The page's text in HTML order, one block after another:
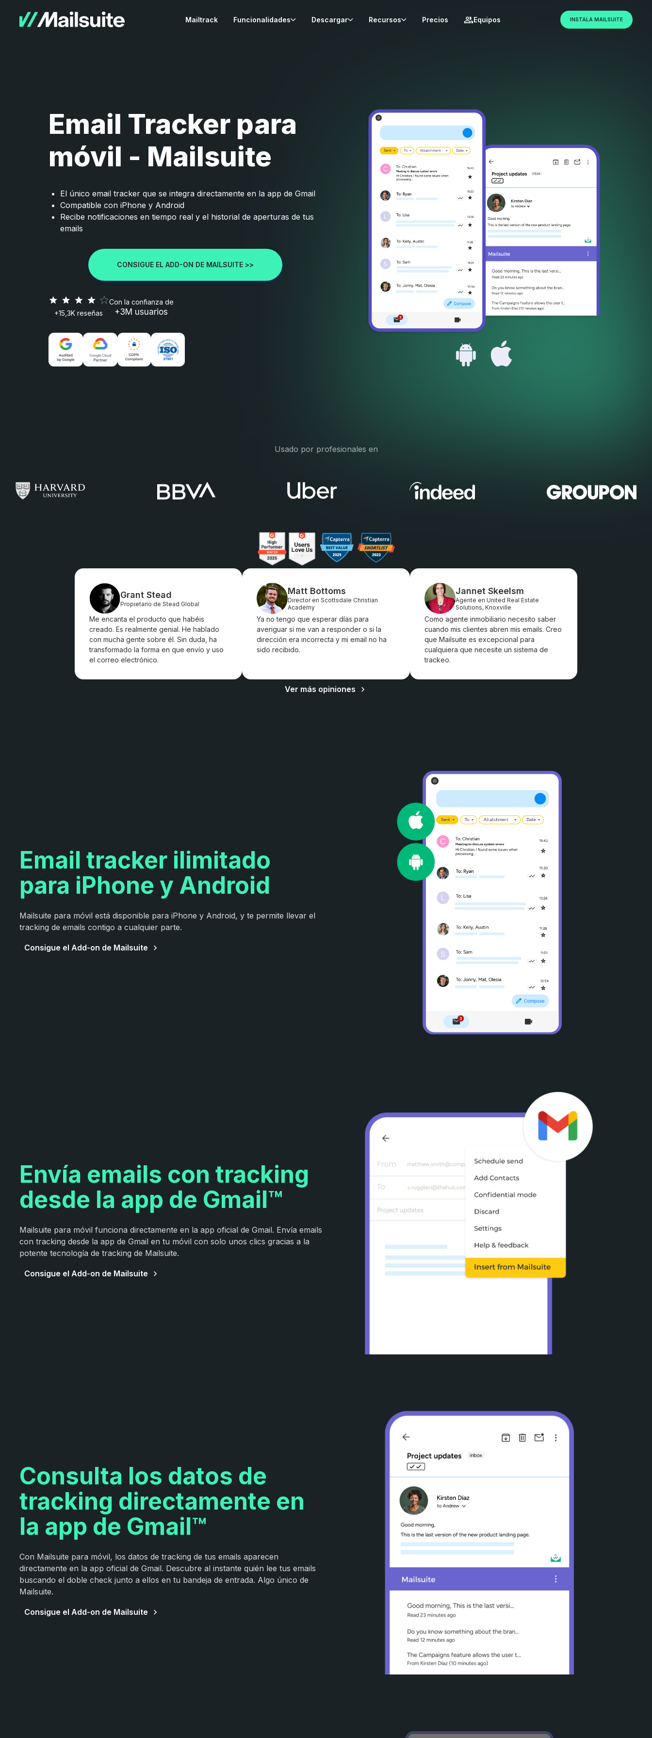
Mailtrack Funcionalidades Descargar Recursos Precios Equipos INSTALA MAILSUITE
Email Tracker para
móvil - Mailsuite
El único email tracker que se integra directamente en la app de Gmail
Compatible con iPhone y Android
Recibe notificaciones en tiempo real y el historial de aperturas de tus
emails
CONSIGUE EL ADD-ON DE MAILSUITE >>
+15,3K reseñas
Con la confianza de
+3M usuarios
Usado por profesionales en
Grant Stead
Propietario de Stead Global
Me encanta el producto que habéis
creado. Es realmente genial. He hablado
con mucha gente sobre él. Sin duda, ha
transformado la forma en que envío y uso
el correo electrónico.
Matt Bottoms
Director en Scottsdale Christian
Academy
Ya no tengo que esperar días para
averiguar si me van a responder o si la
dirección era incorrecta y mi email no ha
sido recibido.
Jannet Skeelsm
Agente en United Real Estate
Solutions, Knoxville
Como agente inmobiliario necesito saber
cuando mis clientes abren mis emails. Creo
que Mailsuite es excepcional para
cualquiera que necesite un sistema de
trackeo.
Ver más opiniones
Email tracker ilimitado
para iPhone y Android
Mailsuite para móvil está disponible para iPhone y Android, y te permite llevar el
tracking de emails contigo a cualquier parte.
Consigue el Add-on de Mailsuite
Envía emails con tracking
desde la app de Gmail™
Mailsuite para móvil funciona directamente en la app oficial de Gmail. Envía emails
con tracking desde la app de Gmail en tu móvil con solo unos clics gracias a la
potente tecnología de tracking de Mailsuite.
Consigue el Add-on de Mailsuite
Consulta los datos de
tracking directamente en
la app de Gmail™
Con Mailsuite para móvil, los datos de tracking de tus emails aparecen
directamente en la app oficial de Gmail. Descubre al instante quién lee tus emails
buscando el doble check junto a ellos en tu bandeja de entrada. Algo único de
Mailsuite.
Consigue el Add-on de Mailsuite